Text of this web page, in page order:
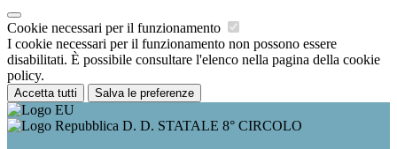
Cookie necessari per il funzionamento
I cookie necessari per il funzionamento non possono essere
disabilitati. È possibile consultare l'elenco nella pagina della cookie
policy.
Accetta tutti Salva le preferenze
D. D. STATALE 8° CIRCOLO